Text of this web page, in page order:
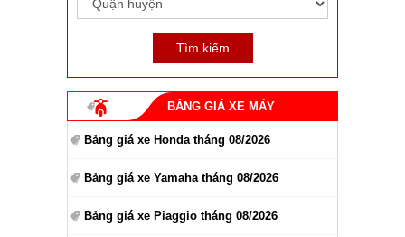
BẢNG GIÁ XE MÁY
Bảng giá xe Honda tháng 08/2026
Bảng giá xe Yamaha tháng 08/2026
Bảng giá xe Piaggio tháng 08/2026